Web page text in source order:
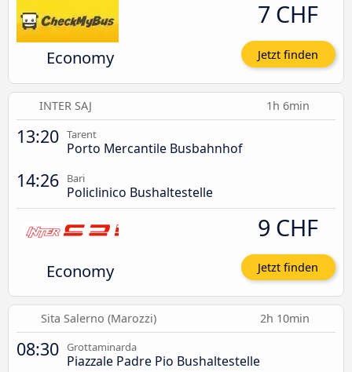
Economy
7 CHF
Jetzt finden
INTER SAJ 1h 6min
13:20 Tarent
Porto Mercantile Busbahnhof
14:26 Bari
Policlinico Bushaltestelle
Economy
9 CHF
Jetzt finden
Sita Salerno (Marozzi) 2h 10min
08:30 Grottaminarda
Piazzale Padre Pio Bushaltestelle